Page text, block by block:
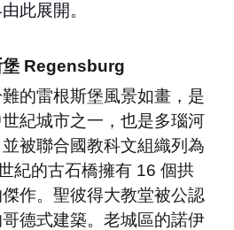
此展開。
Regensburg
的雷根斯堡風景如畫，是
紀城市之一，也是多瑙河
被聯合國教科文組織列為
紀的古石橋擁有 16 個拱
作。聖彼得大教堂被公認
德式建築。老城區的諾伊